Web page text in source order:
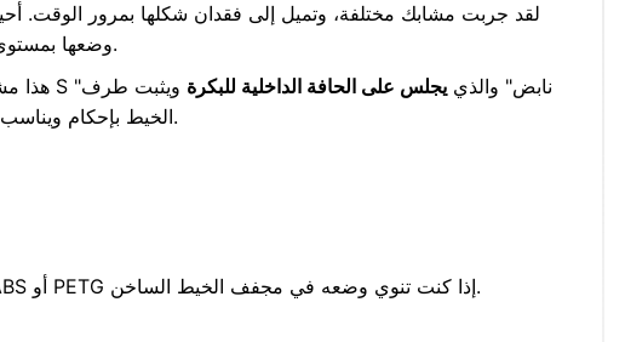
لقد جربت مشابك مختلفة، وتميل إلى فقدان شكلها بمرور الوقت.
وضعهابجانب بكرات أخرى.
هذا مشبك مرن على شكل حرف S "نابض" والذي يجلس على الحافة الداخلية للبكرة ويثبت طرف
الخيط بإحكام ويناسب معظم أنواع بكرات 1 كجم.
أوصي بطباعته باستخدام ABS أو PETG إذا كنت تنوي وضعه في مجفف الخيط الساخن.